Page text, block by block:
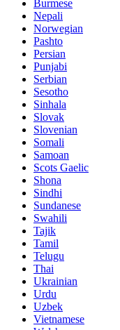
Burmese
Nepali
Norwegian
Pashto
Persian
Punjabi
Serbian
Sesotho
Sinhala
Slovak
Slovenian
Somali
Samoan
Scots Gaelic
Shona
Sindhi
Sundanese
Swahili
Tajik
Tamil
Telugu
Thai
Ukrainian
Urdu
Uzbek
Vietnamese